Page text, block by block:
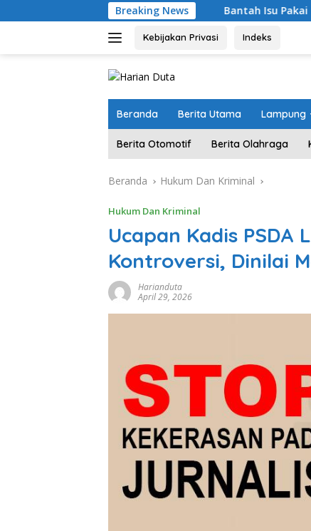
ke
Breaking News
Bantah Isu Pakai Pasir Laut, DPR RI
Kebijakan Privasi Indeks
Beranda Berita Utama Lampung
Berita Otomotif Berita Olahraga
Beranda Hukum Dan Kriminal
Hukum Dan Kriminal
Ucapan Kadis PSDA
Kontroversi, Dinilai
Harianduta
April 29, 2026